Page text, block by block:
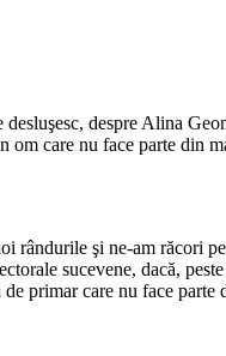
despre Alina
care nu face parte din
rândurile şi ne-am răcori
sucevene, dacă,
primar care nu face